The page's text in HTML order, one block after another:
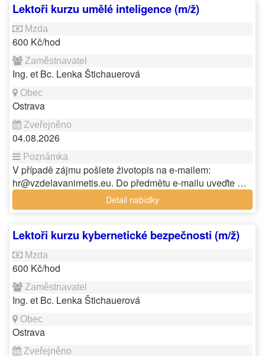
Lektoři kurzu umělé inteligence (m/ž)
600 Kč/hod
Ing. et Bc. Lenka Štichauerová
Ostrava
04.08.2026
V případě zájmu pošlete životopis na e-mailem:
hr@vzdelavanimetis.eu. Do předmětu e-mailu uveďte …
Detail nabídky
Lektoři kurzu kybernetické bezpečnosti (m/ž)
600 Kč/hod
Ing. et Bc. Lenka Štichauerová
Ostrava